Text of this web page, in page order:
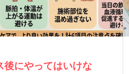
後にやってはいけな